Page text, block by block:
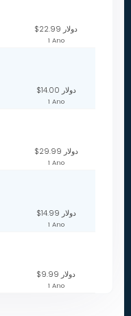
$22.99 دولار
1 Ano
$14.00 دولار
1 Ano
$29.99 دولار
1 Ano
$14.99 دولار
1 Ano
$9.99 دولار
1 Ano